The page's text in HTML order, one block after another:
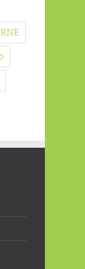
RNE